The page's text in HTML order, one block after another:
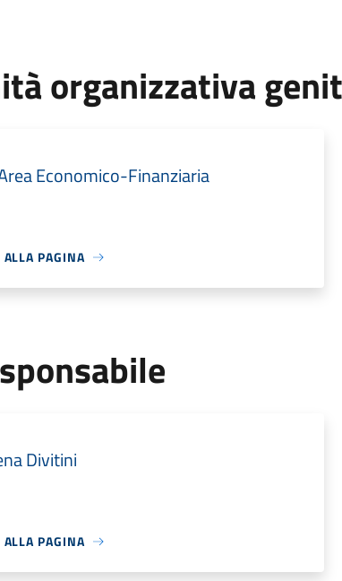
organizzativa
Economico-Finanziaria
ALLA PAGINA
Divitini
ALLA PAGINA